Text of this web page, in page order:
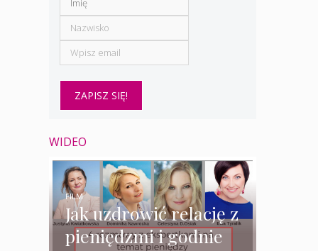
WIDEO
Jak uzdrowić relację z
pieniędzmi i godnie
FILM